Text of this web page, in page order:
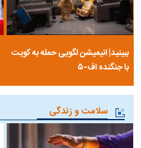
ببینید| انیمیشن لگویی حمله به کویت
با جنگنده اف-۵
سلامت و زندگی